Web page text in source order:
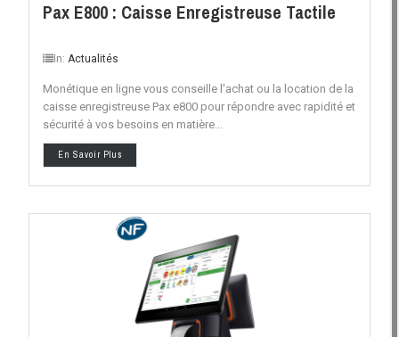
Pax E800 : Caisse Enregistreuse Tactile
In:Actualités
Monétique en ligne vous conseille l'achat ou la location de la
caisse enregistreuse Pax e800 pour répondre avec rapidité et
sécurité à vos besoins en matière...
En Savoir Plus